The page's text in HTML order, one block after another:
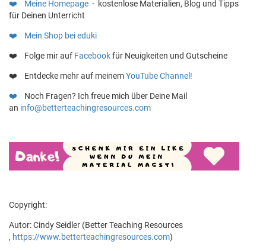
❤️ Meine Homepage - kostenlose Materialien, Blog und Tipps
für Deinen Unterricht
❤️ Mein Shop bei eduki
❤️ Folge mir auf Facebookfür Neuigkeiten und Gutscheine
❤️ Entdecke mehr auf meinemYouTube Channel!
❤️ Noch Fragen? Ich freue mich über Deine Mail
an info@betterteachingresources.com
Copyright:
Autor: Cindy Seidler (Better Teaching Resources
, https://www.betterteachingresources.com)